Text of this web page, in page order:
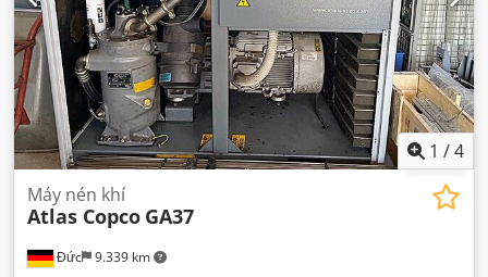
1 /4
Đức 9.339 km
Máy nén khí
Atlas Copco GA37